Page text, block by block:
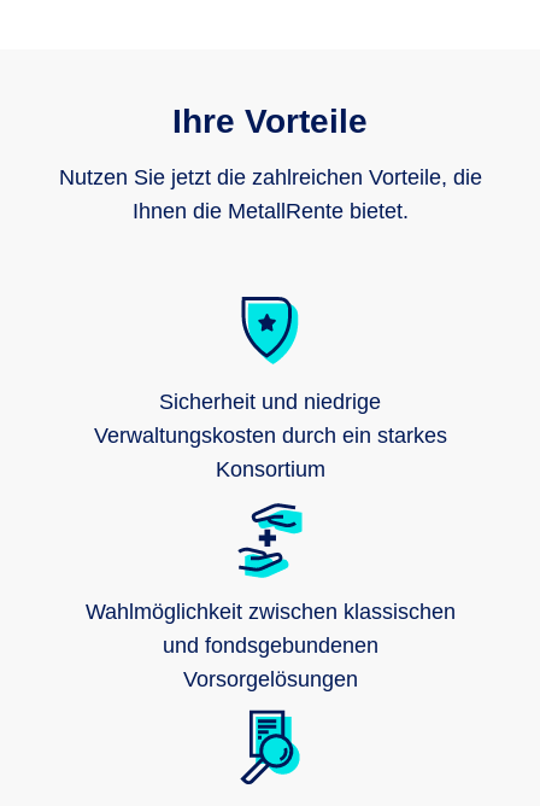
Ihre Vorteile
Nutzen Sie jetzt die zahlreichen Vorteile, die
Ihnen die MetallRente bietet.
Sicherheit und niedrige
Verwaltungskosten durch ein starkes
Konsortium
Wahlmöglichkeit zwischen klassischen
und fondsgebundenen
Vorsorgelösungen